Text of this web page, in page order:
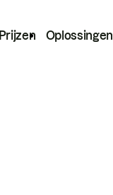
Prijzen Oplossingen